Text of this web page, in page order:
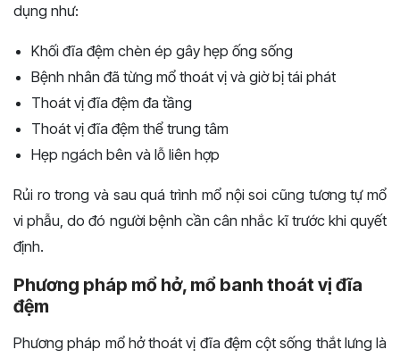
dụng như:
Khối đĩa đệm chèn ép gây hẹp ống sống
Bệnh nhân đã từng mổ thoát vị và giờ bị tái phát
Thoát vị đĩa đệm đa tầng
Thoát vị đĩa đệm thể trung tâm
Hẹp ngách bên và lỗ liên hợp
Rủi ro trong và sau quá trình mổ nội soi cũng tương tự mổ
vi phẫu, do đó người bệnh cần cân nhắc kĩ trước khi quyết
định.
Phương pháp mổ hở, mổ banh thoát vị đĩa
đệm
Phương pháp mổ hở thoát vị đĩa đệm cột sống thắt lưng là